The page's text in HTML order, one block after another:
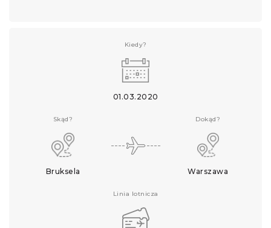
Kiedy?
01.03.2020
Skąd?
Bruksela
Dokąd?
Warszawa
Linia lotnicza